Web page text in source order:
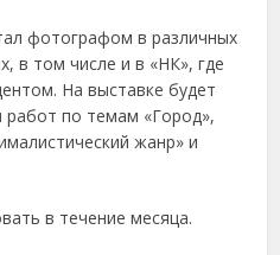
фотографом в различных
в том числе и в «НК», где
На выставке будет
работ по темам «Город»,
жанр» и
в течение месяца.